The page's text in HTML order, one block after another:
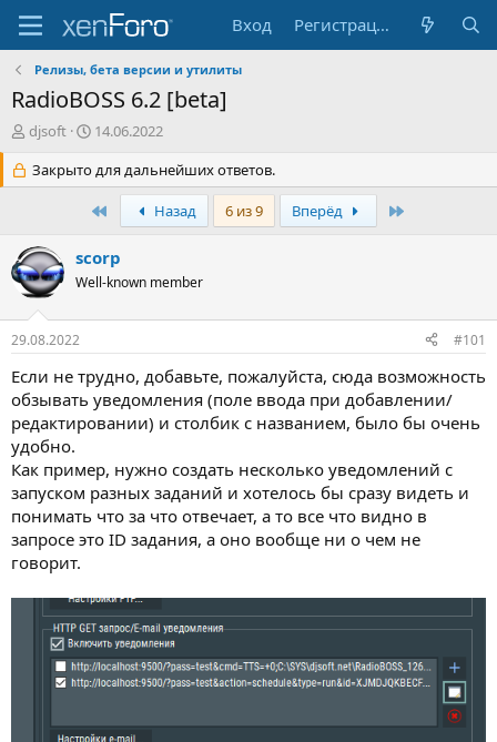
Вход Регистрация
Релизы, бета версии и утилиты
RadioBOSS 6.2 [beta]
А
т
о
е
м
ы
djsoft
Д
т
а
н
а
л
14.06.2022
Закрыто для дальнейших ответов.
ПервыйНазад 6 из 9 Вперёд
scorp
Well-known member
29.08.2022 #101
Если не трудно, добавьте, пожалуйста, сюда возможность
обзывать уведомления (поле ввода при добавлении/
редактировании) и столбик с названием, было бы очень
удобно.
Как пример, нужно создать несколько уведомлений с
запуском разных заданий и хотелось бы сразу видеть и
понимать что за что отвечает, а то все что видно в
запросе это ID задания, а оно вообще ни о чем не
говорит.